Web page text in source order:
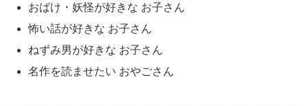
おばけ・妖怪が好きな お子さん
怖い話が好きな お子さん
ねずみ男が好きな お子さん
名作を読ませたい おやごさん